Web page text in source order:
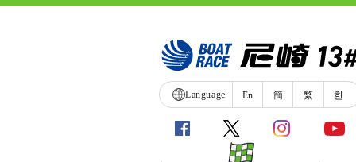
Language En 簡 繁 한